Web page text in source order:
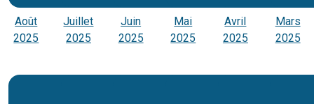
Août
2025
Juillet
2025
Juin
2025
Mai
2025
Avril
2025
Mars
2025